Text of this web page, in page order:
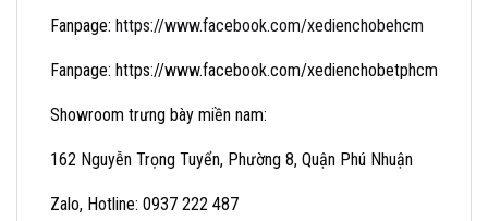
Fanpage: https://www.facebook.com/xedienchobehcm
Fanpage: https://www.facebook.com/xedienchobetphcm
Showroom trưng bày miền nam:
162 Nguyễn Trọng Tuyển, Phường 8, Quận Phú Nhuận
Zalo, Hotline: 0937 222 487